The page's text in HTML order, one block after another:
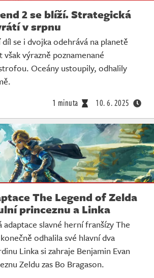
2 se blíží. Strategická
v srpnu
se i dvojka odehrává na planetě
výrazně poznamenané
Oceány ustoupily, odhalily
1 minuta 10. 6. 2025
The Legend of Zelda
princeznu a Linka
slavné herní franšízy The
odhalila své hlavní dva
Linka si zahraje Benjamin Evan
Zeldu zas Bo Bragason.